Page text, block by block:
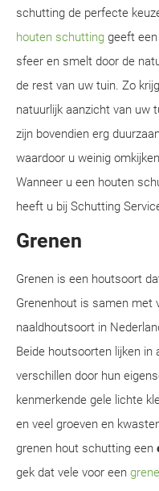
schutting de perfecte
houten schutting geeft
sfeer en smelt door de
de rest van uw tuin. Zo
natuurlijk aanzicht van uw
zijn bovendien erg
waardoor u weinig
Wanneer u een houten
heeft u bij Schutting
Grenen
Grenen is een houtsoort
Grenenhout is samen met
naaldhoutsoort in
Beide houtsoorten lijken in
verschillen door hun
kenmerkende gele lichte
en veel groeven en
grenen hout schutting een
gek dat vele voor een